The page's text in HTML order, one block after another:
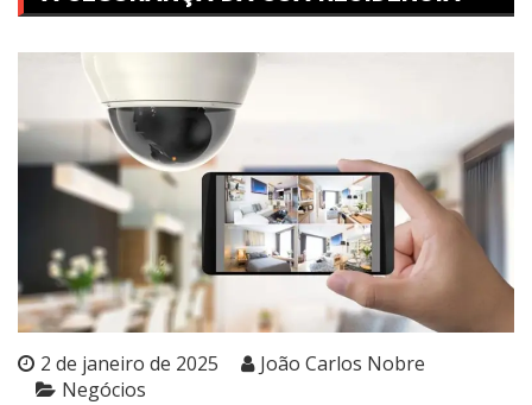
2 de janeiro de 2025
João Carlos Nobre
Negócios